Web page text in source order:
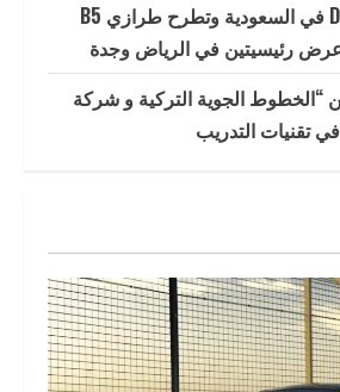
الفطيم تطلق DENZA في السعودية وتطرح طرازي B5
“الخطوط الجوية التركية و شركة